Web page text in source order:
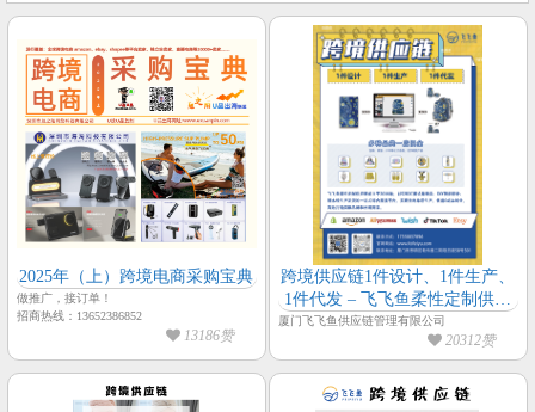
2025年（上）跨境电商采购宝典
做推广，接订单！
招商热线：13652386852
13186赞
跨境供应链1件设计、1件生产、
1件代发 – 飞飞鱼柔性定制供应
链
厦门飞飞鱼供应链管理有限公司
20312赞